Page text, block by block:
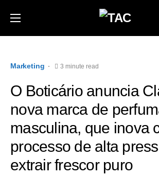
Marketing 3 minute read
O Boticário anuncia
nova marca de
masculina, que inova
processo de alta
extrair frescor puro